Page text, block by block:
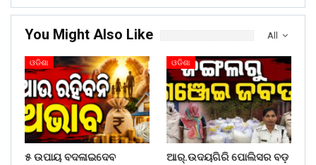
All
You Might Also Like
ଓଡିଶା
୫ ଉପାୟ ବଦଳାଇଦେବ
ଓଡିଶା
ଆର୍.ଉଦୟଗିରି ପୋଲିସର ବଡ଼